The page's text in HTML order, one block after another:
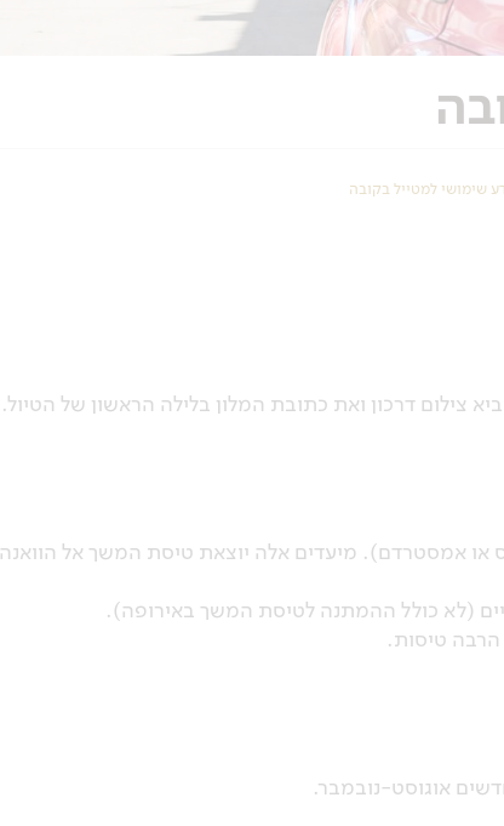
שימושי למטייל בקובה
דרכון ואת כתובת המלון בלילה הראשון של הטיול.
או אמסטרדם). מיעדים אלה יוצאת טיסת המשך אל
הרבה טיסות.
אוגוסט-נובמבר.